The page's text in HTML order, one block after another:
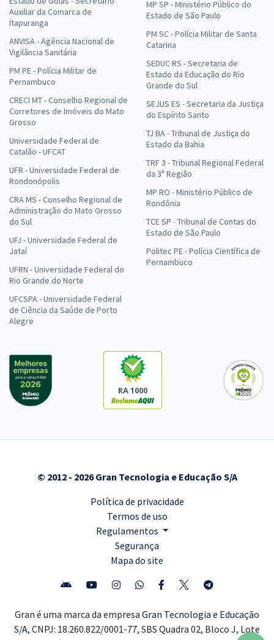
Auxiliar da Comarca de
Itapuranga
ANVISA - Agência Nacional de
Vigilância Sanitária
PM PE - Polícia Militar de
Pernambuco
CRECI MT - Conselho Regional de
Corretores de Imóveis do Mato
Grosso
Universidade Federal de
Catalão - UFCAT
UFR - Universidade Federal de
Rondonópolis
CRA MS - Conselho Regional de
Administração do Mato Grosso
do Sul
UFJ - Universidade Federal de
Jataí
UFRN - Universidade Federal do
Rio Grande do Norte
UFCSPA - Universidade Federal
de Ciência da Saúde de Porto
Alegre
MP SP - Ministério Público do
Estado de São Paulo
PM SC - Polícia Militar de Santa
Catarina
SEDUC RS - Secretaria de
Estado da Educação do Rio
Grande do Sul
SEJUS ES - Secretaria da Justiça
do Espírito Santo
TJ BA - Tribunal de Justiça do
Estado da Bahia
TRF 3 - Tribunal Regional Federal
da 3ª Região
MP RO - Ministério Público de
Rondônia
TCE SP - Tribunal de Contas do
Estado de São Paulo
Politec PE - Polícia Científica de
Pernambuco
RA 1000
© 2012 - 2026 Gran Tecnologia e Educação S/A
Política de privacidade
Termos de uso
Regulamentos
Segurança
Mapa do site
Gran é uma marca da empresa Gran Tecnologia e Educação
S/A, CNPJ: 18.260.822/0001-77, SBS Quadra 02, Bloco J, Lote